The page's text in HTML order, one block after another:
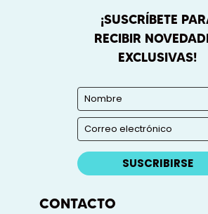
¡SUSCRÍBETE
RECIBIR
EXCLUSIVAS!
SUSCRIBIRSE
CONTACTO